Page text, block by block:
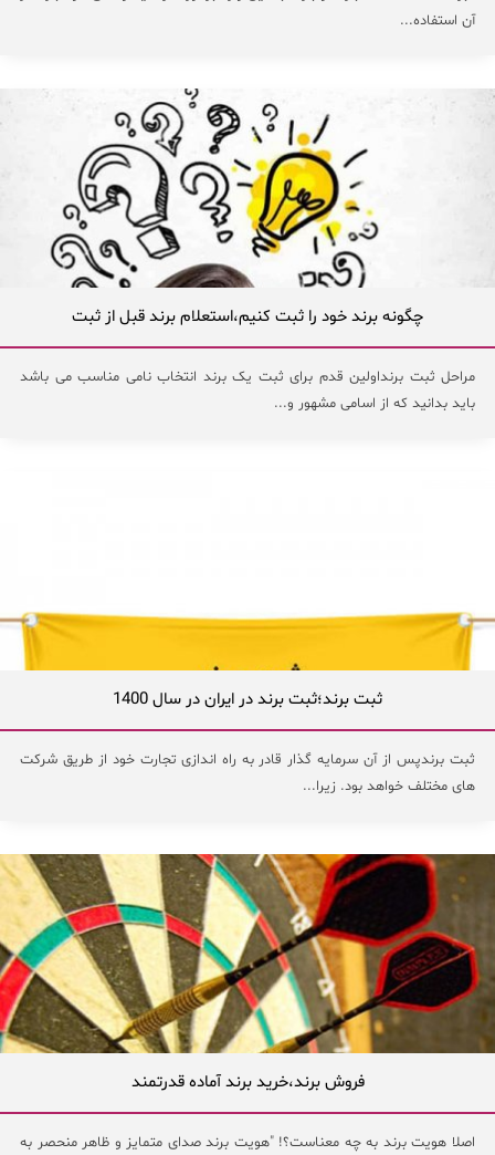
آن استفاده...
چگونه برند خود را ثبت کنیم،استعلام برند قبل از ثبت
مراحل ثبت برنداولين قدم برای ثبت يک برند انتخاب نامی مناسب می باشد
بايد بدانيد که از اسامی مشهور و...
ثبت برند؛ثبت برند در ایران در سال 1400
ثبت برندپس از آن سرمایه گذار قادر به راه اندازی تجارت خود از طریق شرکت
های مختلف خواهد بود. زیرا...
فروش برند،خرید برند آماده قدرتمند
اصلا هویت برند به چه معناست؟! "هویت برند صدای متمایز و ظاهر منحصر به